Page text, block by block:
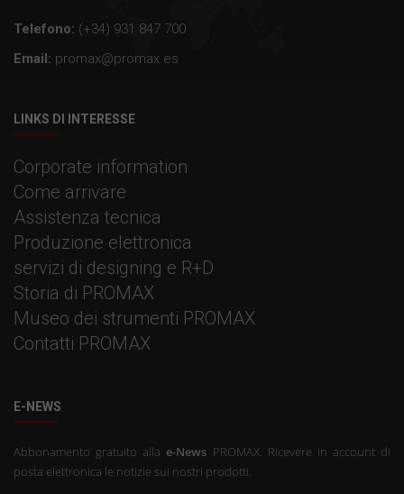
Telefono: (+34) 931 847 700
Email: promax@promax.es
LINKS DI INTERESSE
Corporate information
Come arrivare
Assistenza tecnica
Produzione elettronica
servizi di designing e R+D
Storia di PROMAX
Museo dei strumenti PROMAX
Contatti PROMAX
E-NEWS
Abbonamento gratuito alla e-News PROMAX. Ricevere in account di
posta elettronica le notizie sui nostri prodotti.